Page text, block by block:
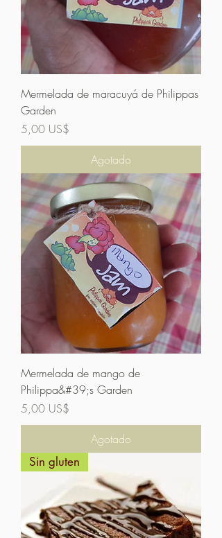
Mermelada de maracuyá de Philippas
Garden
Precio
5,00 US$
Agotado
Mermelada de mango de
Philippa&#39;s Garden
Precio
5,00 US$
Agotado
Sin gluten